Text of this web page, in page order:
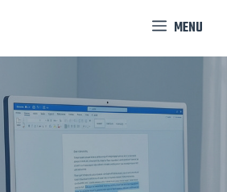
MENU